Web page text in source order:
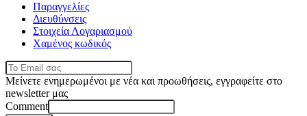
Παραγγελίες
Διευθύνσεις
Στοιχεία Λογαριασμού
Χαμένος κωδικός
Μείνετε ενημερωμένοι με νέα και προωθήσεις, εγγραφείτε στο
newsletter μας
Comment